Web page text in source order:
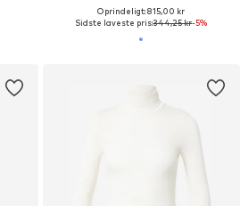
Oprindeligt: 815,00 kr
Sidste laveste pris:344,25 kr-5%